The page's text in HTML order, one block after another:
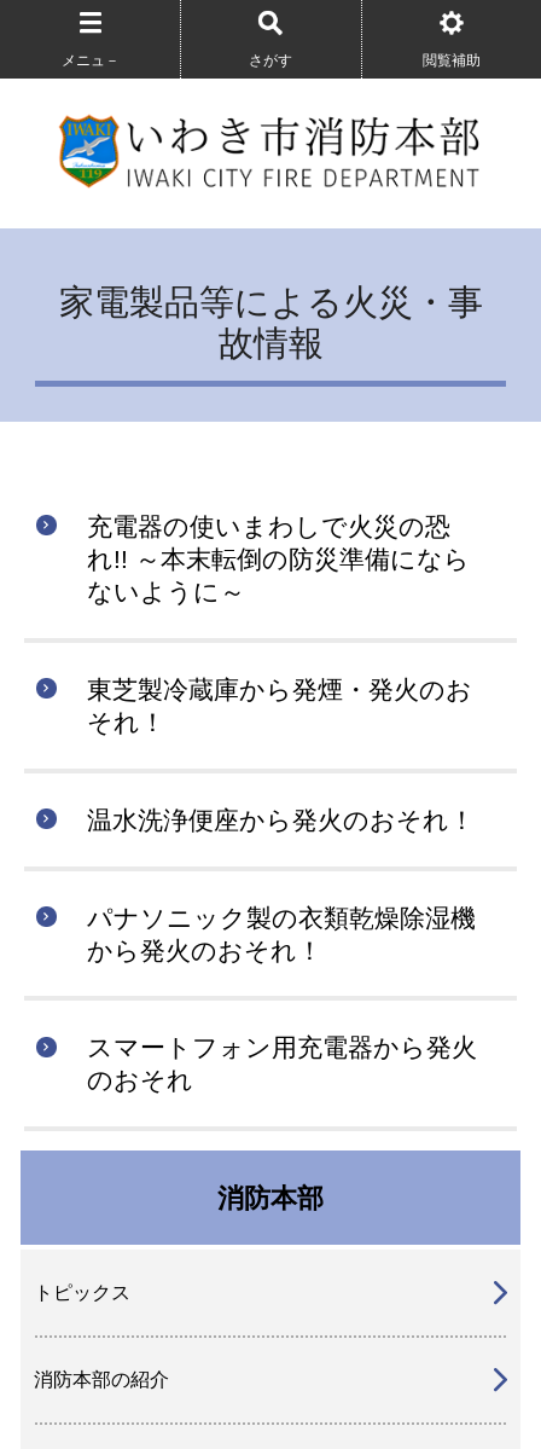
メニュ－ さがす 閲覧補助
家電製品等による火災・事
故情報
充電器の使いまわしで火災の恐
れ!! ～本末転倒の防災準備になら
ないように～
東芝製冷蔵庫から発煙・発火のお
それ！
温水洗浄便座から発火のおそれ！
パナソニック製の衣類乾燥除湿機
から発火のおそれ！
スマートフォン用充電器から発火
のおそれ
消防本部
トピックス
消防本部の紹介